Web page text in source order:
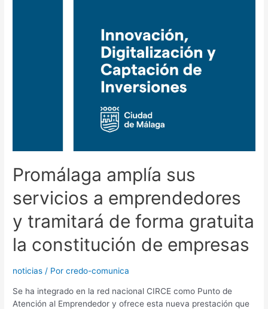
Promálaga amplía sus
servicios a emprendedores
y tramitará de forma gratuita
la constitución de empresas
noticias / Porcredo-comunica
Se ha integrado en la red nacional CIRCE como Punto de
Atención al Emprendedor y ofrece esta nueva prestación que